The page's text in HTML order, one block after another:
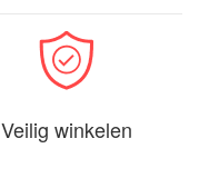
Veilig winkelen